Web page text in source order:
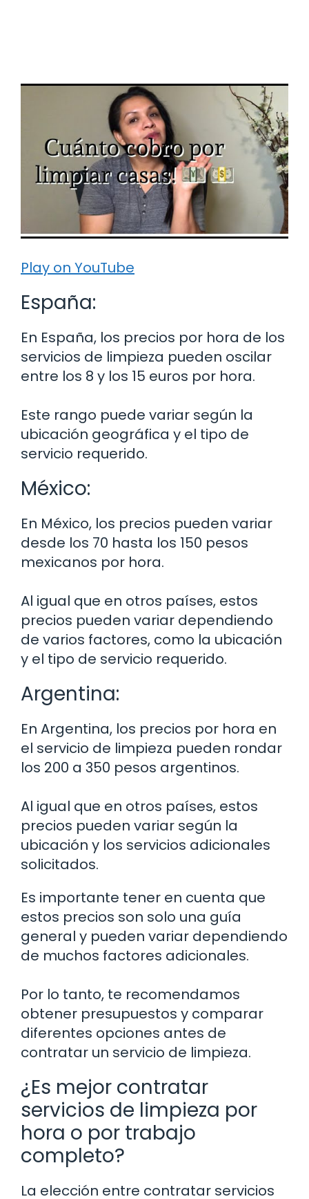
Play on YouTube
España:
En España, los precios por hora de los
servicios de limpieza pueden oscilar
entre los 8 y los 15 euros por hora.
Este rango puede variar según la
ubicación geográfica y el tipo de
servicio requerido.
México:
En México, los precios pueden variar
desde los 70 hasta los 150 pesos
mexicanos por hora.
Al igual que en otros países, estos
precios pueden variar dependiendo
de varios factores, como la ubicación
y el tipo de servicio requerido.
Argentina:
En Argentina, los precios por hora en
el servicio de limpieza pueden rondar
los 200 a 350 pesos argentinos.
Al igual que en otros países, estos
precios pueden variar según la
ubicación y los servicios adicionales
solicitados.
Es importante tener en cuenta que
estos precios son solo una guía
general y pueden variar dependiendo
de muchos factores adicionales.
Por lo tanto, te recomendamos
obtener presupuestos y comparar
diferentes opciones antes de
contratar un servicio de limpieza.
¿Es mejor contratar
servicios de limpieza por
hora o por trabajo
completo?
La elección entre contratar servicios